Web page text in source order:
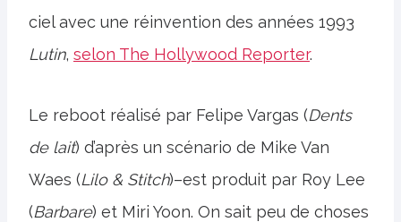
ciel avec une réinvention des années 1993
Lutin, selon The Hollywood Reporter.
Le reboot réalisé par Felipe Vargas (Dents
de lait) d’après un scénario de Mike Van
Waes (Lilo & Stitch)–est produit par Roy Lee
(Barbare) et Miri Yoon. On sait peu de choses